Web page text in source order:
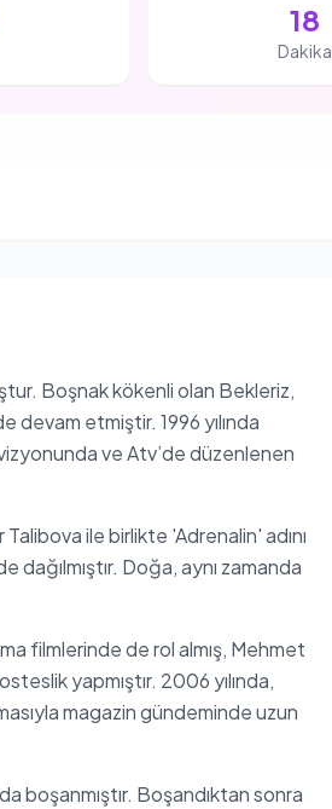
18
Dakika
Boşnak kökenli olan Bekleriz,
etmiştir. 1996 yılında
ve Atv’de düzenlenen
ile birlikte 'Adrenalin' adını
dağılmıştır. Doğa, aynı zamanda
filmlerinde de rol almış, Mehmet
yapmıştır. 2006 yılında,
magazin gündeminde uzun
boşanmıştır. Boşandıktan sonra